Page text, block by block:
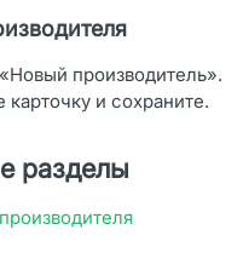
производитель».
карточку и сохраните.
разделы